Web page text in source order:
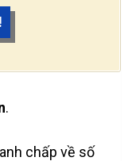
.
chấp về số